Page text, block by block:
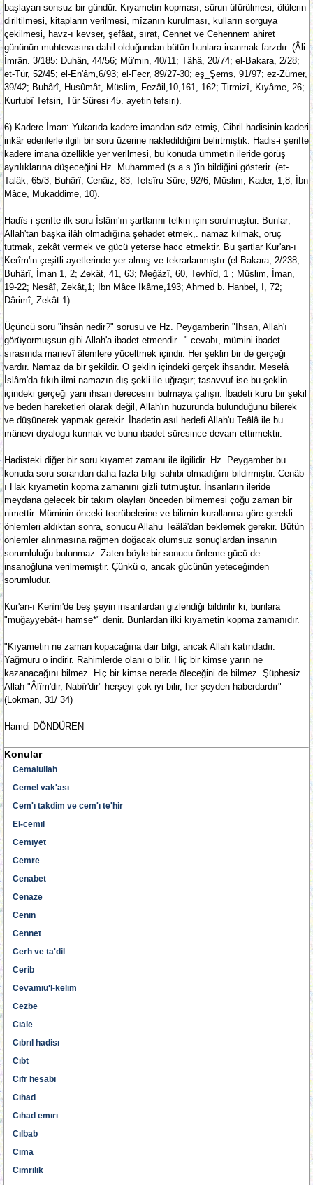
başlayan sonsuz bir gündür. Kıyametin kopması, sûrun üfürülmesi, ölülerin
diriltilmesi, kitapların verilmesi, mîzanın kurulması, kulların sorguya
çekilmesi, havz-ı kevser, şefâat, sırat, Cennet ve Cehennem ahiret
gününün muhtevasına dahil olduğundan bütün bunlara inanmak farzdır. (Âli
İmrân. 3/185: Duhân, 44/56; Mü'min, 40/11; Tâhâ, 20/74; el-Bakara, 2/28;
et-Tür, 52/45; el-En'âm,6/93; el-Fecr, 89/27-30; eş_Şems, 91/97; ez-Zümer,
39/42; Buhârî, Husûmât, Müslim, Fezâil,10,161, 162; Tirmizî, Kıyâme, 26;
Kurtubî Tefsiri, Tûr Sûresi 45. ayetin tefsiri).
6) Kadere İman: Yukarıda kadere imandan söz etmiş, Cibril hadisinin kaderi
inkâr edenlerle ilgili bir soru üzerine nakledildiğini belirtmiştik. Hadis-i şerifte
kadere imana özellikle yer verilmesi, bu konuda ümmetin ileride görüş
ayrılıklarına düşeceğini Hz. Muhammed (s.a.s.)'in bildiğini gösterir. (et-
Talâk, 65/3; Buhârî, Cenâiz, 83; Tefsîru Sûre, 92/6; Müslim, Kader, 1,8; İbn
Mâce, Mukaddime, 10).
Hadîs-i şerifte ilk soru İslâm'ın şartlarını telkin için sorulmuştur. Bunlar;
Allah'tan başka ilâh olmadığına şehadet etmek,. namaz kılmak, oruç
tutmak, zekât vermek ve gücü yeterse hacc etmektir. Bu şartlar Kur'an-ı
Kerîm'in çeşitli ayetlerinde yer almış ve tekrarlanmıştır (el-Bakara, 2/238;
Buhârî, İman 1, 2; Zekât, 41, 63; Meğâzî, 60, Tevhîd, 1 ; Müslim, İman,
19-22; Nesâî, Zekât,1; İbn Mâce İkâme,193; Ahmed b. Hanbel, I, 72;
Dârimî, Zekât 1).
Üçüncü soru "ihsân nedir?" sorusu ve Hz. Peygamberin "İhsan, Allah'ı
görüyormuşsun gibi Allah'a ibadet etmendir..." cevabı, mümini ibadet
sırasında manevî âlemlere yüceltmek içindir. Her şeklin bir de gerçeği
vardır. Namaz da bir şekildir. O şeklin içindeki gerçek ihsandır. Meselâ
İslâm'da fıkıh ilmi namazın dış şekli ile uğraşır; tasavvuf ise bu şeklin
içindeki gerçeği yani ihsan derecesini bulmaya çalışır. İbadeti kuru bir şekil
ve beden hareketleri olarak değil, Allah'ın huzurunda bulunduğunu bilerek
ve düşünerek yapmak gerekir. İbadetin asıl hedefi Allah'u Teâlâ ile bu
mânevi diyalogu kurmak ve bunu ibadet süresince devam ettirmektir.
Hadisteki diğer bir soru kıyamet zamanı ile ilgilidir. Hz. Peygamber bu
konuda soru sorandan daha fazla bilgi sahibi olmadığını bildirmiştir. Cenâb-
ı Hak kıyametin kopma zamanını gizli tutmuştur. İnsanların ileride
meydana gelecek bir takım olayları önceden bilmemesi çoğu zaman bir
nimettir. Müminin önceki tecrübelerine ve bilimin kurallarına göre gerekli
önlemleri aldıktan sonra, sonucu Allahu Teâlâ'dan beklemek gerekir. Bütün
önlemler alınmasına rağmen doğacak olumsuz sonuçlardan insanın
sorumluluğu bulunmaz. Zaten böyle bir sonucu önleme gücü de
insanoğluna verilmemiştir. Çünkü o, ancak gücünün yeteceğinden
sorumludur.
Kur'an-ı Kerîm'de beş şeyin insanlardan gizlendiği bildirilir ki, bunlara
"muğayyebât-ı hamse*" denir. Bunlardan ilki kıyametin kopma zamanıdır.
"Kıyametin ne zaman kopacağına dair bilgi, ancak Allah katındadır.
Yağmuru o indirir. Rahimlerde olanı o bilir. Hiç bir kimse yarın ne
kazanacağını bilmez. Hiç bir kimse nerede öleceğini de bilmez. Şüphesiz
Allah "Âlîm'dir, Nabîr'dir" herşeyi çok iyi bilir, her şeyden haberdardır"
(Lokman, 31/ 34)
Hamdi DÖNDÜREN
Konular
Cemalullah
Cemel vak'ası
Cem'ı takdim ve cem'ı te'hir
El-cemıl
Cemıyet
Cemre
Cenabet
Cenaze
Cenın
Cennet
Cerh ve ta'dil
Cerib
Cevamıü'l-kelım
Cezbe
Cıale
Cıbrıl hadisı
Cıbt
Cıfr hesabı
Cıhad
Cıhad emırı
Cılbab
Cıma
Cımrılık